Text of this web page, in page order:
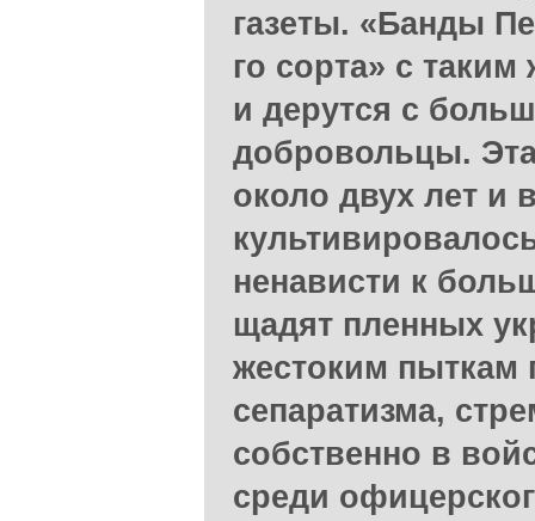
газеты. «Банды
го сорта» с
и дерутся с
добровольцы.
около двух лет и
ненависти к
щадят пленных
жестоким пыткам
сепаратизма,
собственно в
среди